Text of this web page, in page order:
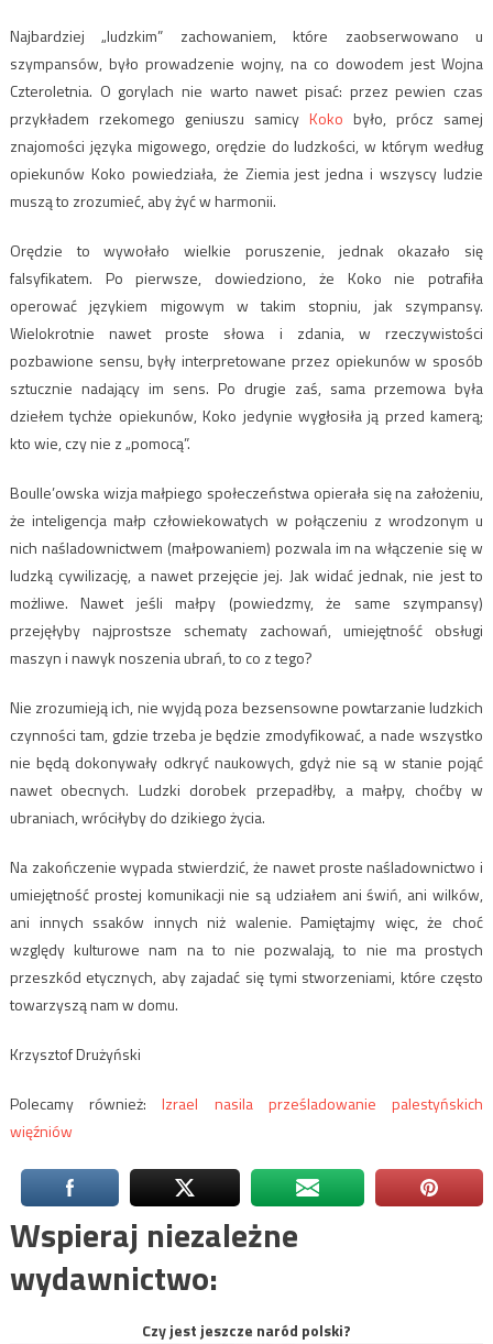
Najbardziej „ludzkim” zachowaniem, które zaobserwowano u
szympansów, było prowadzenie wojny, na co dowodem jest Wojna
Czteroletnia. O gorylach nie warto nawet pisać: przez pewien czas
przykładem rzekomego geniuszu samicyKoko było, prócz samej
znajomości języka migowego, orędzie do ludzkości, w którym według
opiekunów Koko powiedziała, że Ziemia jest jedna i wszyscy ludzie
muszą to zrozumieć, aby żyć w harmonii.
Orędzie to wywołało wielkie poruszenie, jednak okazało się
falsyfikatem. Po pierwsze, dowiedziono, że Koko nie potrafiła
operować językiem migowym w takim stopniu, jak szympansy.
Wielokrotnie nawet proste słowa i zdania, w rzeczywistości
pozbawione sensu, były interpretowane przez opiekunów w sposób
sztucznie nadający im sens. Po drugie zaś, sama przemowa była
dziełem tychże opiekunów, Koko jedynie wygłosiła ją przed kamerą;
kto wie, czy nie z „pomocą”.
Boulle’owska wizja małpiego społeczeństwa opierała się na założeniu,
że inteligencja małp człowiekowatych w połączeniu z wrodzonym u
nich naśladownictwem (małpowaniem) pozwala im na włączenie się w
ludzką cywilizację, a nawet przejęcie jej. Jak widać jednak, nie jest to
możliwe. Nawet jeśli małpy (powiedzmy, że same szympansy)
przejęłyby najprostsze schematy zachowań, umiejętność obsługi
maszyn i nawyk noszenia ubrań, to co z tego?
Nie zrozumieją ich, nie wyjdą poza bezsensowne powtarzanie ludzkich
czynności tam, gdzie trzeba je będzie zmodyfikować, a nade wszystko
nie będą dokonywały odkryć naukowych, gdyż nie są w stanie pojąć
nawet obecnych. Ludzki dorobek przepadłby, a małpy, choćby w
ubraniach, wróciłyby do dzikiego życia.
Na zakończenie wypada stwierdzić, że nawet proste naśladownictwo i
umiejętność prostej komunikacji nie są udziałem ani świń, ani wilków,
ani innych ssaków innych niż walenie. Pamiętajmy więc, że choć
względy kulturowe nam na to nie pozwalają, to nie ma prostych
przeszkód etycznych, aby zajadać się tymi stworzeniami, które często
towarzyszą nam w domu.
Krzysztof Drużyński
Polecamy również:Izrael nasila prześladowanie palestyńskich
więźniów
Wspieraj niezależne
wydawnictwo:
Czy jest jeszcze naród polski?